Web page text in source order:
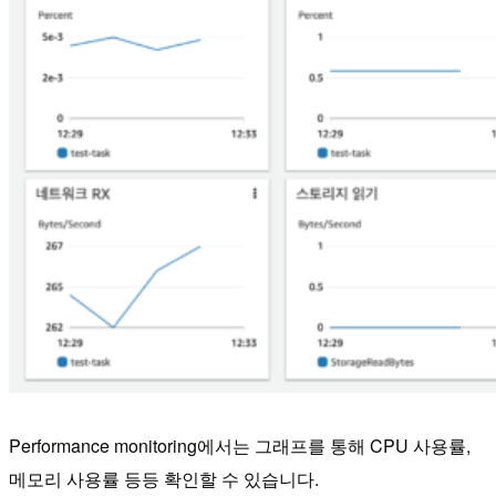
Performance monitoring에서는 그래프를 통해 CPU 사용률,
메모리 사용률 등등 확인할 수 있습니다.